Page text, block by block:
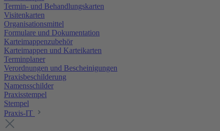
Termin- und Behandlungskarten
Visitenkarten
Organisationsmittel
Formulare und Dokumentation
Karteimappenzubehör
Karteimappen und Karteikarten
Terminplaner
Verordnungen und Bescheinigungen
Praxisbeschilderung
Namensschilder
Praxisstempel
Stempel
Praxis-IT